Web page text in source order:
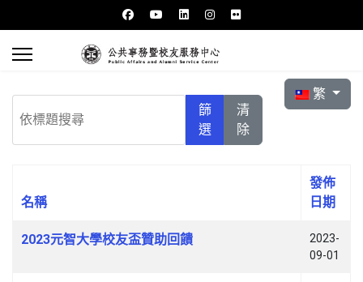
選擇你的語言
繁
篩
選
清
除
文章列表
名稱
發佈
日期
2023元智大學校友盃贊助回饋
2023-
09-01